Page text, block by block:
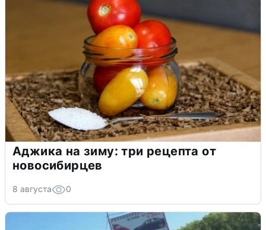
Аджика на зиму: три рецепта от
новосибирцев
8 августа 0